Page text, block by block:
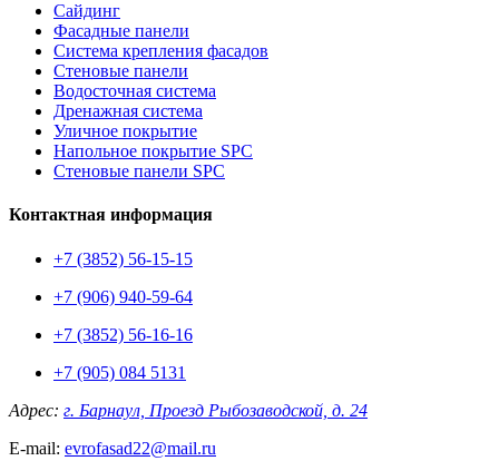
Сайдинг
Фасадные панели
Система крепления фасадов
Стеновые панели
Водосточная система
Дренажная система
Уличное покрытие
Напольное покрытие SPC
Стеновые панели SPC
Контактная информация
+7 (3852) 56-15-15
+7 (906) 940-59-64
+7 (3852) 56-16-16
+7 (905) 084 5131
Адрес: г. Барнаул, Проезд Рыбозаводской, д. 24
E-mail: evrofasad22@mail.ru